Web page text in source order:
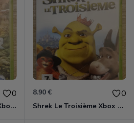
0
Sniper Ghost Warrior Xbox 360
8.90 € 0
Shrek Le Troisième Xbox 360